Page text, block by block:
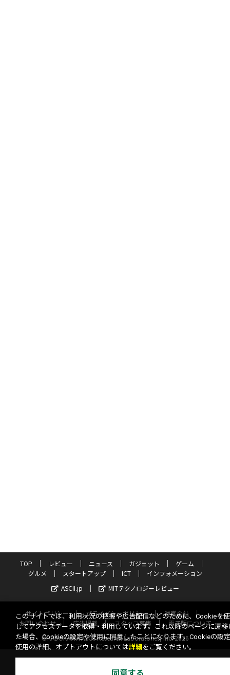
TOP レビュー ニュース ガジェット
ゲーム
グルメ
スタートアップ ICT
インフォメーション
ASCII.jp
MITテクノロジーレビュー
サイトポリシー プライバシーポリシー
運営会社
お問い合わせ
広告掲載 スタッフ募集
電子版について
©KADOKAWA ASCII Research Laboratories, Inc. 2026
このサイトでは、利用状況の把握や広告配信などのために、Cookieを
してアクセスデータを取得・利用しています。これ以降のページに遷移
た場合、Cookieの設定や使用に同意したことになります。Cookieの設
使用の詳細、オプトアウトについては詳細 をご覧ください。